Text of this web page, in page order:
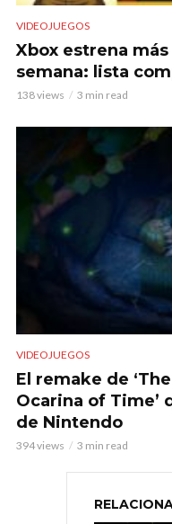
VIDEOJUEGOS
Xbox estrena
semana: lista
138 views 3 min read
VIDEOJUEGOS
El remake de
Ocarina of Time’
de Nintendo
394 views 3 min read